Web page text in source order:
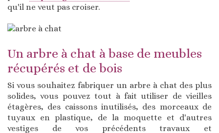
qu'il ne veut pas croiser.
Un arbre à chat à base de meubles
récupérés et de bois
Si vous souhaitez fabriquer un arbre à chat des plus
solides, vous pouvez tout à fait utiliser de vieilles
étagères, des caissons inutilisés, des morceaux de
tuyaux en plastique, de la moquette et d'autres
vestiges de vos précédents travaux et